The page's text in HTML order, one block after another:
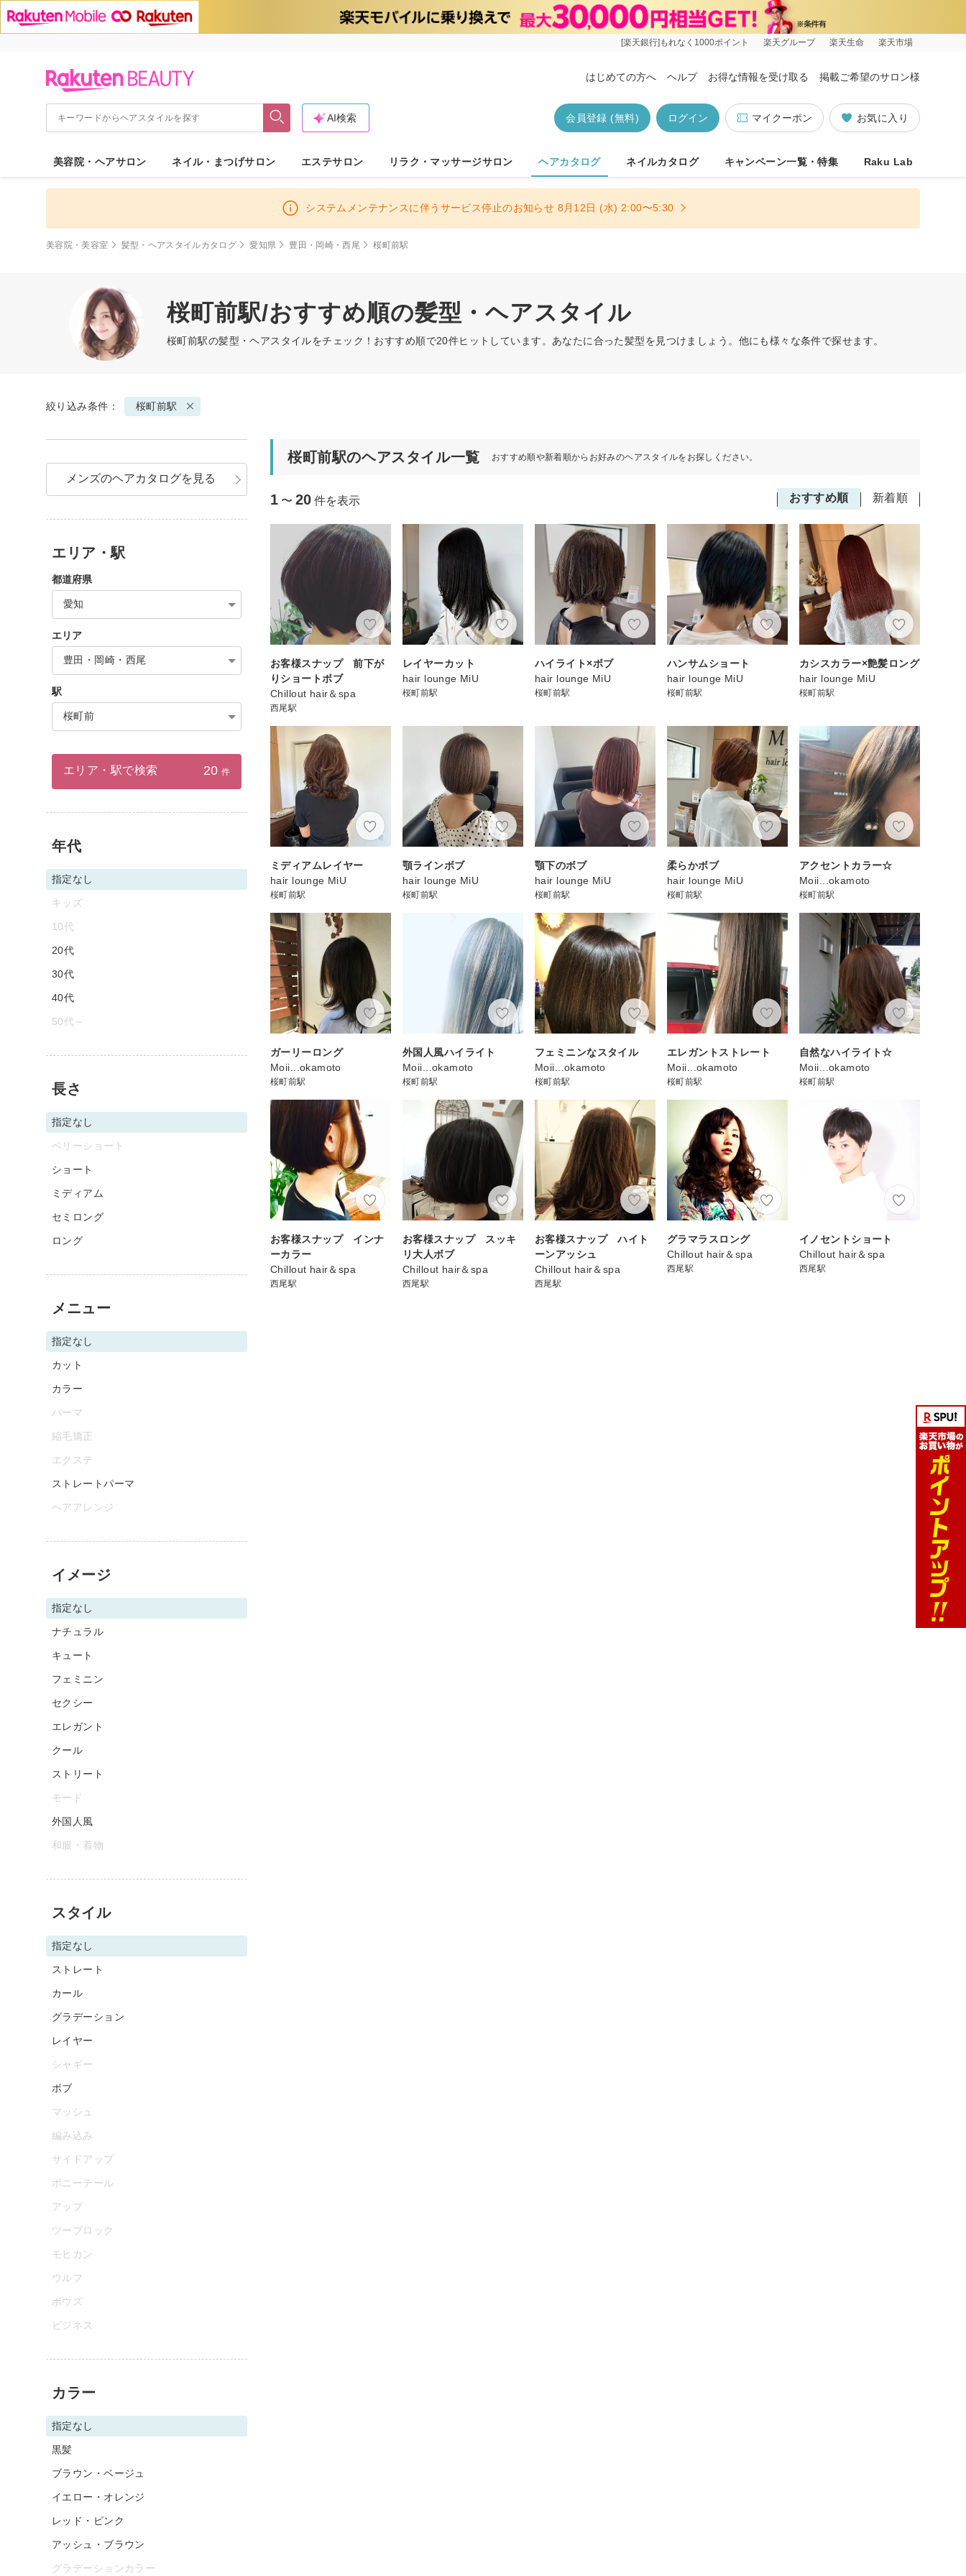
[楽天銀行]もれなく1000ポイント 楽天グループ 楽天生命 楽天市場
はじめての方へ ヘルプ お得な情報を受け取る 掲載ご希望のサロン様
お気に入り
マイクーポン
ログイン
会員登録 (無料)
AI検索
美容院・ヘアサロン ネイル・まつげサロン エステサロン リラク・マッサージサロン ヘアカタログ ネイルカタログ キャンペーン一覧・特集 Raku Lab
システムメンテナンスに伴うサービス停止のお知らせ 8月12日 (水) 2:00〜5:30
美容院・美容室 髪型・ヘアスタイルカタログ 愛知県 豊田・岡崎・西尾 桜町前駅
桜町前駅/おすすめ順の髪型・ヘアスタイル
桜町前駅の髪型・ヘアスタイルをチェック！おすすめ順で20件ヒットしています。あなたに合った髪型を見つけましょう。他にも様々な条件で探せます。
絞り込み条件： 桜町前駅
桜町前駅のヘアスタイル一覧 おすすめ順や新着順からお好みのヘアスタイルをお探しください。
おすすめ順 新着順
1 〜 20 件を表示
お客様スナップ 前下が
りショートボブ
Chillout hair＆spa
西尾駅
レイヤーカット
hair lounge MiU
桜町前駅
ハイライト×ボブ
hair lounge MiU
桜町前駅
ハンサムショート
hair lounge MiU
桜町前駅
カシスカラー×艶髪ロング
hair lounge MiU
桜町前駅
ミディアムレイヤー
hair lounge MiU
桜町前駅
顎ラインボブ
hair lounge MiU
桜町前駅
顎下のボブ
hair lounge MiU
桜町前駅
柔らかボブ
hair lounge MiU
桜町前駅
アクセントカラー☆
Moii...okamoto
桜町前駅
ガーリーロング
Moii...okamoto
桜町前駅
外国人風ハイライト
Moii...okamoto
桜町前駅
フェミニンなスタイル
Moii...okamoto
桜町前駅
エレガントストレート
Moii...okamoto
桜町前駅
自然なハイライト☆
Moii...okamoto
桜町前駅
お客様スナップ インナ
ーカラー
Chillout hair＆spa
西尾駅
お客様スナップ スッキ
リ大人ボブ
Chillout hair＆spa
西尾駅
お客様スナップ ハイト
ーンアッシュ
Chillout hair＆spa
西尾駅
グラマラスロング
Chillout hair＆spa
西尾駅
イノセントショート
Chillout hair＆spa
西尾駅
メンズのヘアカタログを見る
エリア・駅
都道府県
愛知
エリア
豊田・岡崎・西尾
駅
桜町前
エリア・駅で検索 20 件
年代
指定なし
キッズ
10代
20代
30代
40代
50代～
長さ
指定なし
ベリーショート
ショート
ミディアム
セミロング
ロング
メニュー
指定なし
カット
カラー
パーマ
縮毛矯正
エクステ
ストレートパーマ
ヘアアレンジ
イメージ
指定なし
ナチュラル
キュート
フェミニン
セクシー
エレガント
クール
ストリート
モード
外国人風
和服・着物
スタイル
指定なし
ストレート
カール
グラデーション
レイヤー
シャギー
ボブ
マッシュ
編み込み
サイドアップ
ポニーテール
アップ
ツーブロック
モヒカン
ウルフ
ボウズ
ビジネス
カラー
指定なし
黒髪
ブラウン・ベージュ
イエロー・オレンジ
レッド・ピンク
アッシュ・ブラウン
グラデーションカラー